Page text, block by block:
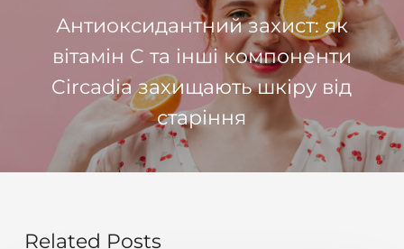
Антиоксидантний захист: як
вітамін C та інші компоненти
Circadia захищають шкіру від
старіння
Related Posts